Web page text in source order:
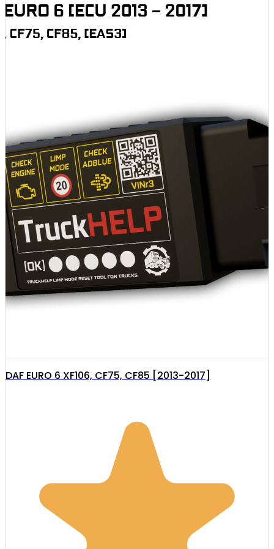
DAF EURO 6 XF106, CF75, CF85 [2013-2017]